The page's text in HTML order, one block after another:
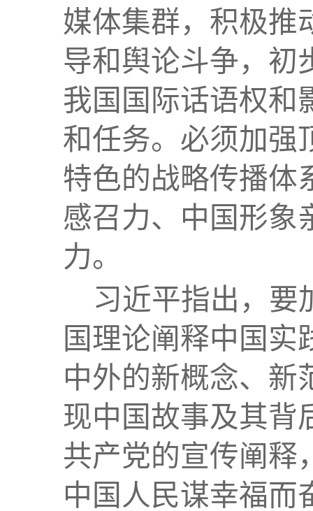
媒体集群，积极推
导和舆论斗争，初
我国国际话语权和
和任务。必须加强
特色的战略传播体
感召力、中国形象
力。
习近平指出，要
国理论阐释中国
中外的新概念、新
现中国故事及其背
共产党的宣传阐释
中国人民谋幸福而